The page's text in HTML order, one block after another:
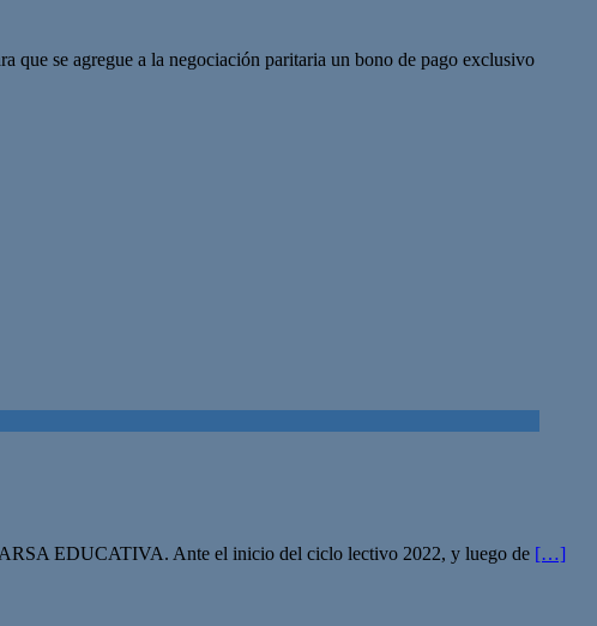
que se agregue a la negociación paritaria un bono de pago exclusivo
EDUCATIVA. Ante el inicio del ciclo lectivo 2022, y luego de […]